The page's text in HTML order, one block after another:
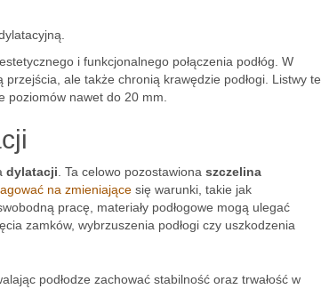
i funkcjonalnego połączenia podłóg. W
ale także chronią krawędzie podłogi. Listwy te
poziomów nawet do 20 mm.
dylatacji . Ta celowo pozostawiona szczelina
na zmieniające się warunki, takie jak
pracę, materiały podłogowe mogą ulegać
zamków, wybrzuszenia podłogi czy uszkodzenia
podłodze zachować stabilność oraz trwałość w